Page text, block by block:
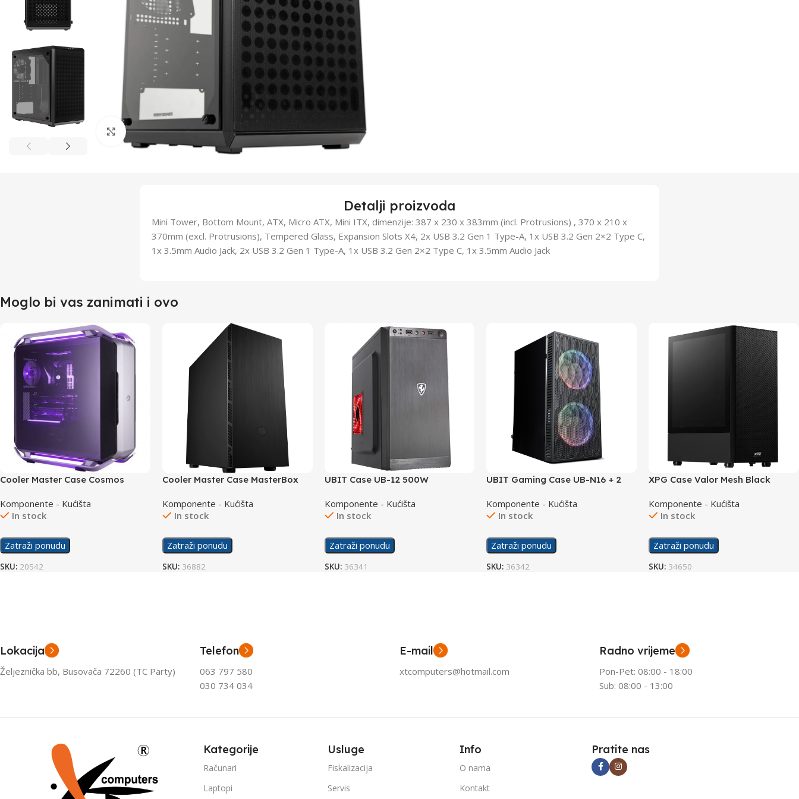
Click to enlarge
Detalji proizvoda
Mini Tower, Bottom Mount, ATX, Micro ATX, Mini ITX, dimenzije: 387 x 230 x 383mm (incl. Protrusions) , 370 x 210 x
370mm (excl. Protrusions), Tempered Glass, Expansion Slots X4, 2x USB 3.2 Gen 1 Type-A, 1x USB 3.2 Gen 2×2 Type C,
1x 3.5mm Audio Jack, 2x USB 3.2 Gen 1 Type-A, 1x USB 3.2 Gen 2×2 Type C, 1x 3.5mm Audio Jack
Moglo bi vas zanimati i ovo
Cooler Master Case Cosmos
Komponente - Kućišta
In stock
Zatraži ponudu
SKU: 20542
Cooler Master Case MasterBox
Komponente - Kućišta
In stock
Zatraži ponudu
SKU: 36882
UBIT Case UB-12 500W
Komponente - Kućišta
In stock
Zatraži ponudu
SKU: 36341
UBIT Gaming Case UB-N16 + 2
Komponente - Kućišta
In stock
Zatraži ponudu
SKU: 36342
XPG Case Valor Mesh Black
Komponente - Kućišta
In stock
Zatraži ponudu
SKU: 34650
Lokacija
Željeznička bb, Busovača 72260 (TC Party)
Telefon
063 797 580
030 734 034
E-mail
xtcomputers@hotmail.com
Radno vrijeme
Pon-Pet: 08:00 - 18:00
Sub: 08:00 - 13:00
Kategorije
Računari
Laptopi
Usluge
Fiskalizacija
Servis
Info
O nama
Kontakt
Pratite nas